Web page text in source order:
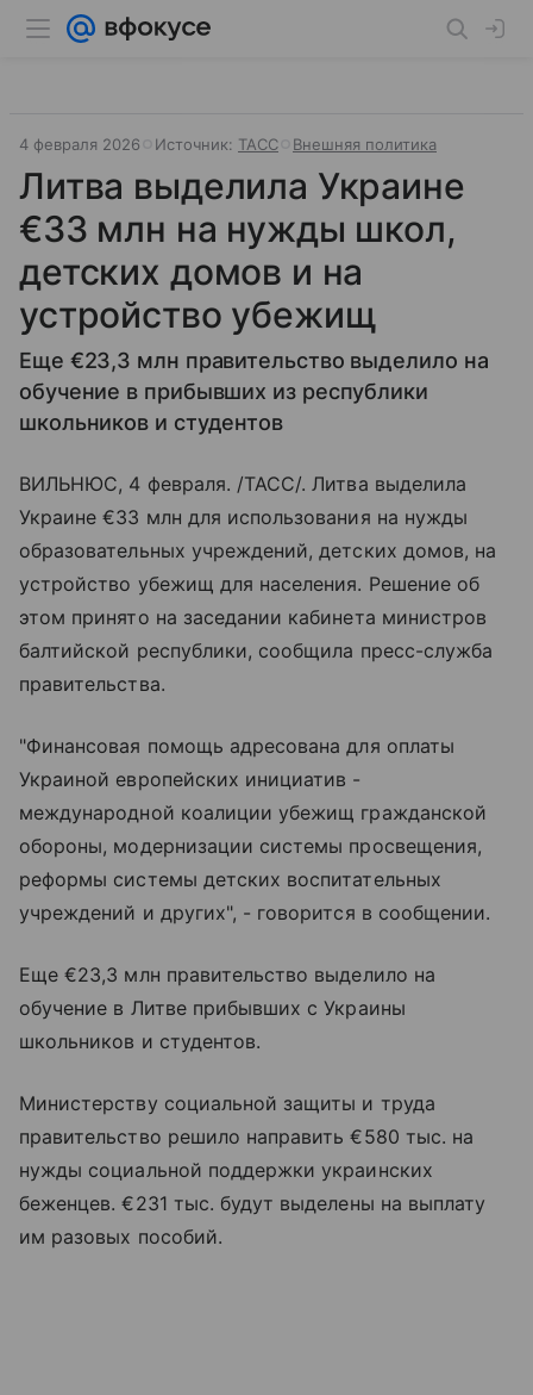
4 февраля 2026 Источник: ТАСС Внешняя политика
Литва выделила Украине
€33 млн на нужды школ,
детских домов и на
устройство убежищ
Еще €23,3 млн правительство выделило на
обучение в прибывших из республики
школьников и студентов
ВИЛЬНЮС, 4 февраля. /ТАСС/. Литва выделила
Украине €33 млн для использования на нужды
образовательных учреждений, детских домов, на
устройство убежищ для населения. Решение об
этом принято на заседании кабинета министров
балтийской республики, сообщила пресс-служба
правительства.
"Финансовая помощь адресована для оплаты
Украиной европейских инициатив -
международной коалиции убежищ гражданской
обороны, модернизации системы просвещения,
реформы системы детских воспитательных
учреждений и других", - говорится в сообщении.
Еще €23,3 млн правительство выделило на
обучение в Литве прибывших с Украины
школьников и студентов.
Министерству социальной защиты и труда
правительство решило направить €580 тыс. на
нужды социальной поддержки украинских
беженцев. €231 тыс. будут выделены на выплату
им разовых пособий.